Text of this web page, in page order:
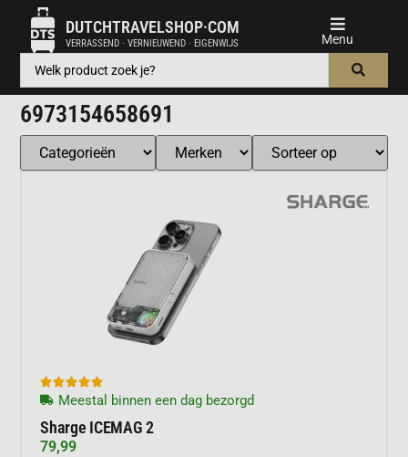
DUTCHTRAVELSHOP·COM
VERRASSEND · VERNIEUWEND · EIGENWIJS
6973154658691

Meestal binnen een dag bezorgd
Sharge ICEMAG 2
79,99